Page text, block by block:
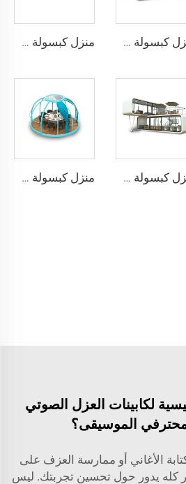
منزل كبسولة APPLE CABIN - سلسلة Cyspace A6 منزل كبسولة APPLE CABIN - سلسلة Cyspace A9
منزل كبسولة APPLE CABIN - سلسلة مزدوجة الطابق منزل كبسولة PC Star Room
لكابينات العزل الصوتي
لمحترفي الموسيقى؟
الأغاني أو ممارسة العزف على
كله يدور حول تحسين تجربتك. ليس